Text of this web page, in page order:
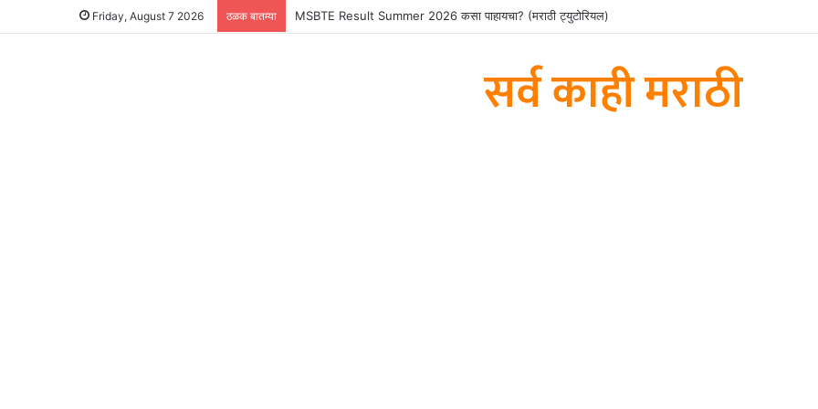
Friday, August 7 2026 ठळक बातम्या MSBTE Result Summer 2026 कसा पाहायचा? (मराठी ट्युटोरियल)
सर्व काही मराठी